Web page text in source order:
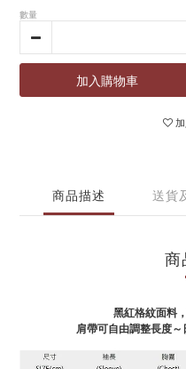
數量
加入購物車
商品描述 送貨
商
黑紅格紋面料
肩帶可自由調整長度